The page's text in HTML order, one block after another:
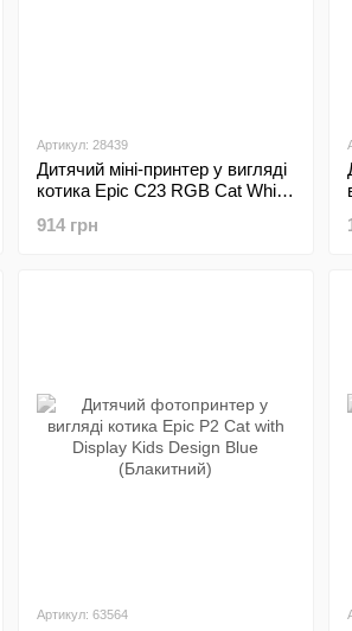
Артикул: 28439
Дитячий міні-принтер у вигляді
котика Epic C23 RGB Cat White
914 грн
Артикул: 63564